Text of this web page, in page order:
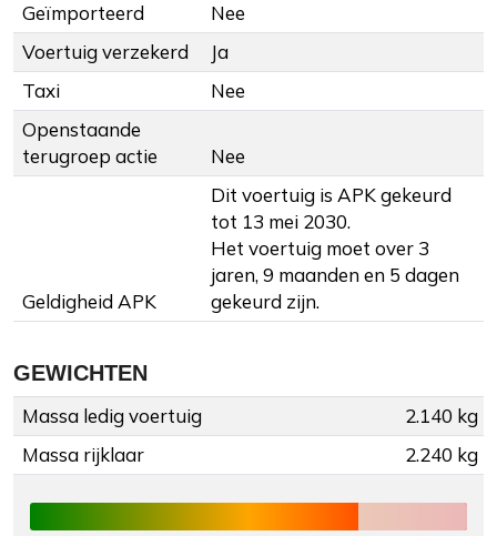
Geïmporteerd
Nee
Voertuig verzekerd
Ja
Taxi
Nee
Openstaande
terugroep actie
Nee
Geldigheid APK
Dit voertuig is APK gekeurd
tot 13 mei 2030.
Het voertuig moet over 3
jaren, 9 maanden en 5 dagen
gekeurd zijn.
GEWICHTEN
Massa ledig voertuig
2.140 kg
Massa rijklaar
2.240 kg